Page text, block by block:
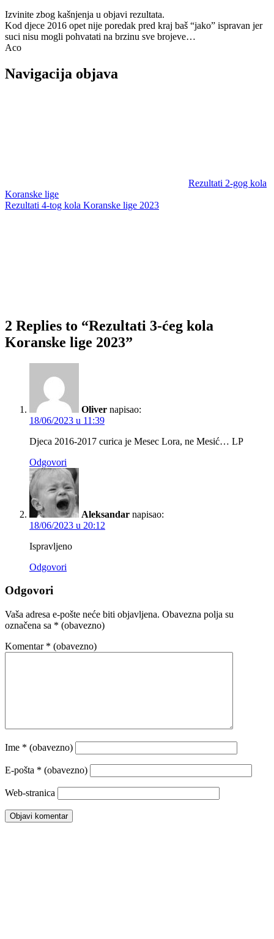
Izvinite zbog kašnjenja u objavi rezultata.
Kod djece 2016 opet nije poredak pred kraj baš “jako” ispravan jer
suci nisu mogli pohvatati na brzinu sve brojeve…
Aco
Navigacija objava
Rezultati 2-gog kola
Koranske lige
Rezultati 4-tog kola Koranske lige 2023
2 Replies to “Rezultati 3-ćeg kola
Koranske lige 2023”
Oliver napisao:
18/06/2023 u 11:39
Djeca 2016-2017 curica je Mesec Lora, ne Mesić… LP
Odgovori
Aleksandar napisao:
18/06/2023 u 20:12
Ispravljeno
Odgovori
Odgovori
Vaša adresa e-pošte neće biti objavljena. Obavezna polja su
označena sa * (obavezno)
Komentar * (obavezno)
Ime * (obavezno)
E-pošta * (obavezno)
Web-stranica